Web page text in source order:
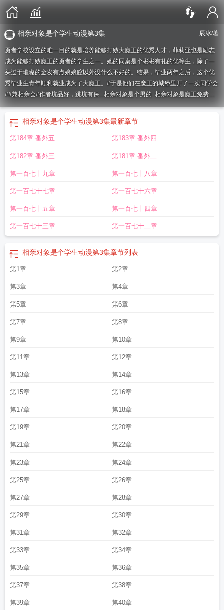
辰冰/著
相亲对象是个学生动漫第3集
勇者学校设立的唯一目的就是培养能够打败大魔王的优秀人才，菲莉亚也是励志
成为能够打败魔王的勇者的学生之一。她的同桌是个彬彬有礼的优等生，除了一
头过于璀璨的金发有点娘娘腔以外没什么不好的。结果，毕业两年之后，这个优
秀毕业生青年顺利就业成为了大魔王。#于是他们在魔王的城堡里开了一次同学会
##兼相亲会#作者坑品好，跳坑有保...相亲对象是个男的 相亲对象是魔王免费阅
读相亲对象是魔王副cp相亲对象是学生第二季如何婉拒相亲对象相亲对象是
最强硬问题
相亲对象居然是国王韩剧 相亲对象是魔王 免费阅读
王剧透
对象是个男人漫画
相亲对象是个妖免费漫画相亲对象是个妖漫画下拉
王相亲对象是学生魔力看 相亲对象是魔王 作者辰冰 相亲对象是魔王晋江
对象是国王韩剧相亲对象是25岁女高中梦见相亲对象相亲对象是自己的学生
个学生动漫第3集相亲对象是个妖 相亲对象说谢谢怎么回复
TXT
相亲对象是自己的学生完整版
相亲对象是个学生动漫第3集最新章节
第184章 番外五 第183章 番外四
第182章 番外三 第181章 番外二
第一百七十九章 第一百七十八章
第一百七十七章 第一百七十六章
第一百七十五章 第一百七十四章
第一百七十三章 第一百七十二章
相亲对象是个学生动漫第3集章节列表
第1章 第2章
第3章 第4章
第5章 第6章
第7章 第8章
第9章 第10章
第11章 第12章
第13章 第14章
第15章 第16章
第17章 第18章
第19章 第20章
第21章 第22章
第23章 第24章
第25章 第26章
第27章 第28章
第29章 第30章
第31章 第32章
第33章 第34章
第35章 第36章
第37章 第38章
第39章 第40章